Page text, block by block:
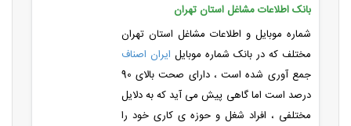
بانک اطلاعات مشاغل استان تهران
شماره موبایل و اطلاعات مشاغل استان تهران
مختلف که در بانک شماره موبایل ایران اصناف
جمع آوری شده است ، دارای صحت بالای 90
درصد است اما گاهی پیش می آید که به دلایل
مختلفی ، افراد شغل و حوزه ی کاری خود را